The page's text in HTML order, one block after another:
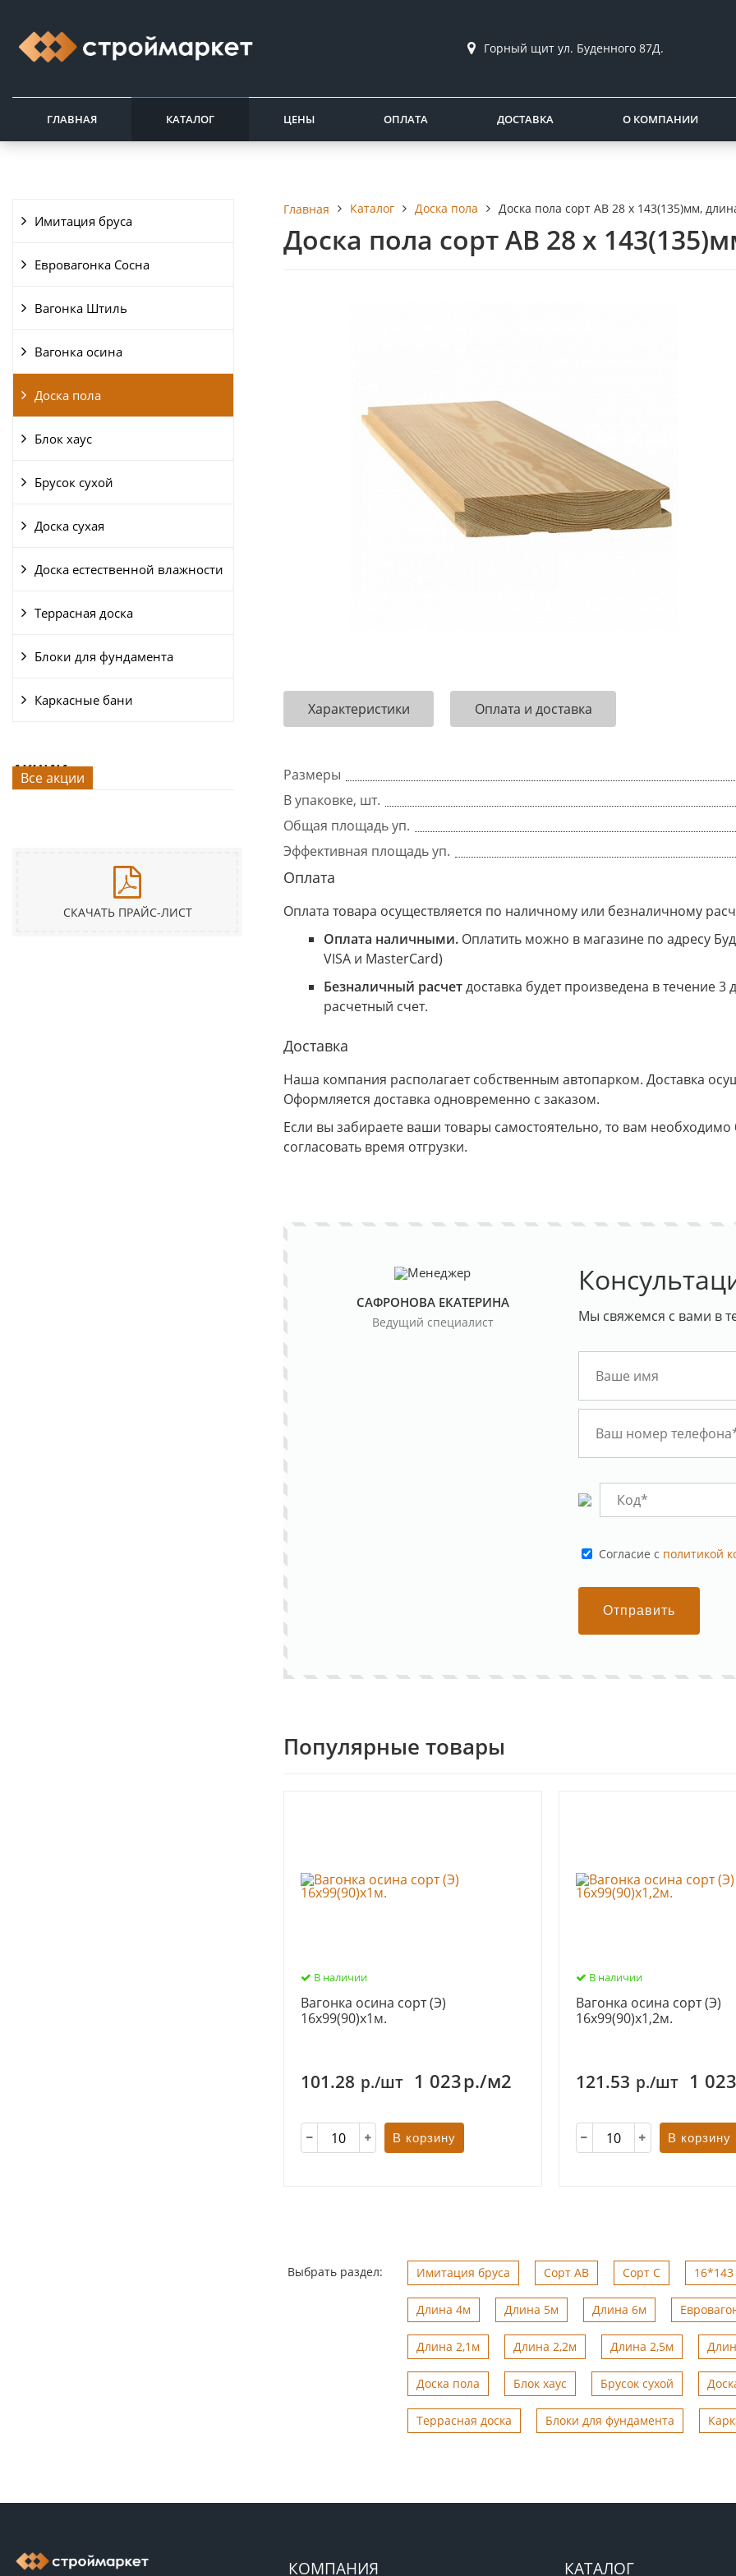
Горный щит ул. Буденного 87Д.
ГЛАВНАЯ КАТАЛОГ ЦЕНЫ ОПЛАТА ДОСТАВКА О КОМПАНИИ
Имитация бруса
Евровагонка Сосна
Вагонка Штиль
Вагонка осина
Доска пола
Блок хаус
Брусок сухой
Доска сухая
Доска естественной влажности
Террасная доска
Блоки для фундамента
Каркасные бани
АКЦИИ
Все акции
СКАЧАТЬ ПРАЙС-ЛИСТ
Главная Каталог Доска пола Доска пола сорт AB 28 x 143(135)мм,
Доска пола сорт AB 28 x
Характеристики Оплата и доставка
Размеры
В упаковке, шт.
Общая площадь уп.
Эффективная площадь уп.
Оплата
Оплата товара осуществляется по наличному или безналичному
Оплата наличными. Оплатить можно в магазине по адресу
VISA и MasterCard)
Безналичный расчетдоставка будет произведена в течение
расчетный счет.
Доставка
Наша компания располагает собственным автопарком. Доставка
Оформляется доставка одновременно с заказом.
Если вы забираете ваши товары самостоятельно, то вам
согласовать время отгрузки.
САФРОНОВА ЕКАТЕРИНА
Ведущий специалист Мы свяжемся с вами в
Cогласие с политикой
Отправить
Популярные товары
В наличии
Вагонка осина сорт (Э)
16х99(90)х1м.
101.28 р./шт 1 023р./м2
В корзину
В наличии
Вагонка осина сорт (Э)
16х99(90)х1,2м.
121.53 р./шт 1 023
В корзину
Выбрать раздел: Имитация бруса Сорт АВ Сорт С
Длина 4м Длина 5м Длина 6м
Длина 2,1м Длина 2,2м Длина 2,5м
Доска пола Блок хаус Брусок сухой
Террасная доска Блоки для фундамента
КОМПАНИЯ КАТАЛОГ